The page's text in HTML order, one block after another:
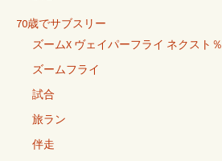
70歳でサブスリー
ズームX ヴェイパーフライ ネクスト％
ズームフライ
試合
旅ラン
伴走